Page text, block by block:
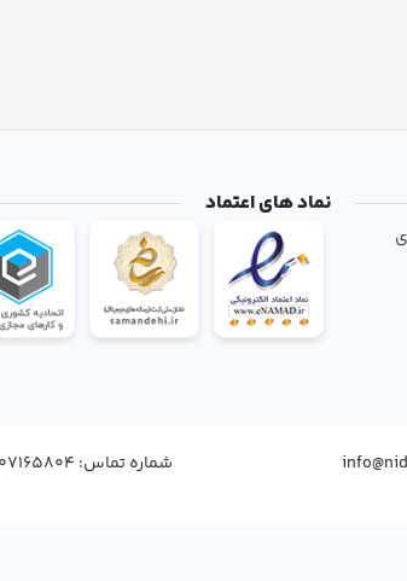
نماد های اعتماد
شماره تماس: 09307165804